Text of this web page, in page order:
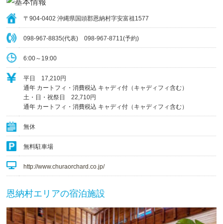
〒904-0402 沖縄県国頭郡恩納村字安富祖1577
098-967-8835(代表) 098-967-8711(予約)
6:00～19:00
平日 17,210円
通年 カートフィ・消費税込 キャディ付（キャディフィ含む）
土・日・祝祭日 22,710円
通年 カートフィ・消費税込 キャディ付（キャディフィ含む）
無休
無料駐車場
http://www.churaorchard.co.jp/
恩納村エリアの宿泊施設